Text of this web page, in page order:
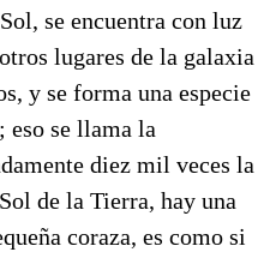
se encuentra con luz
lugares de la galaxia
y se forma una especie
se llama la
diez mil veces la
de la Tierra, hay una
coraza, es como si